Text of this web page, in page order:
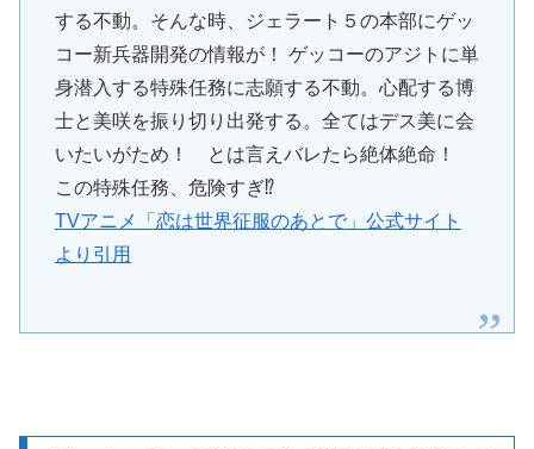
する不動。そんな時、ジェラート５の本部にゲッ
コー新兵器開発の情報が！ ゲッコーのアジトに単
身潜入する特殊任務に志願する不動。心配する博
士と美咲を振り切り出発する。全てはデス美に会
いたいがため！ とは言えバレたら絶体絶命！
この特殊任務、危険すぎ⁉
TVアニメ「恋は世界征服のあとで」公式サイト
より引用